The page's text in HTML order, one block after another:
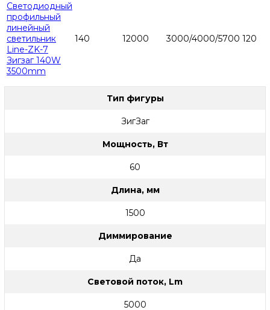
Светодиодный
профильный
линейный
светильник
Line-ZK-7
Зигзаг 140W
3500mm
140 12000 3000/4000/5700 120
Тип фигуры
ЗигЗаг
Мощность, Вт
60
Длина, мм
1500
Диммирование
Да
Световой поток, Lm
5000